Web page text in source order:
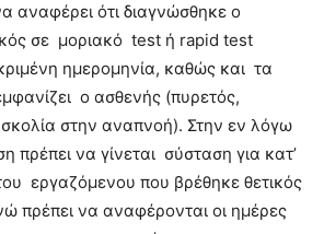
αναφέρει ότι διαγνώσθηκε ο
σε μοριακό test ή rapid test
ημερομηνία, καθώς και τα
ο ασθενής (πυρετός,
στην αναπνοή). Στην εν λόγω
πρέπει να γίνεται σύσταση για κατ’
εργαζόμενου που βρέθηκε θετικός
πρέπει να αναφέρονται οι ημέρες